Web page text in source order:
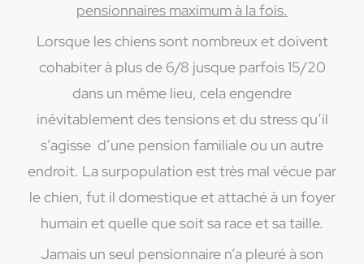
pensionnaires maximum à la fois.
Lorsque les chiens sont nombreux et doivent
cohabiter à plus de 6/8 jusque parfois 15/20
dans un même lieu, cela engendre
inévitablement des tensions et du stress qu’il
s’agisse d’une pension familiale ou un autre
endroit. La surpopulation est très mal vécue par
le chien, fut il domestique et attaché à un foyer
humain et quelle que soit sa race et sa taille.
Jamais un seul pensionnaire n’a pleuré à son